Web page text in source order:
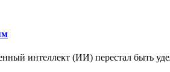
интеллект (ИИ) перестал быть